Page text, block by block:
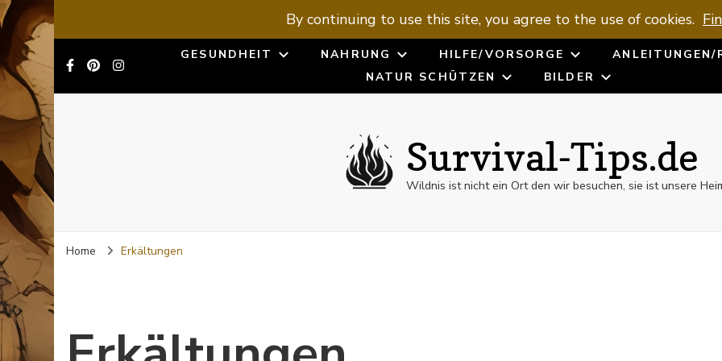
By continuing to use this site, you agree to the use of cookies.
GESUNDHEIT NAHRUNG HILFE/VORSORGE
ANLEITUNGEN/
NATUR SCHÜTZEN
BILDER
Survival-Tips.de
Wildnis ist nicht ein Ort den wir besuchen, sie ist unsere
Home Erkältungen